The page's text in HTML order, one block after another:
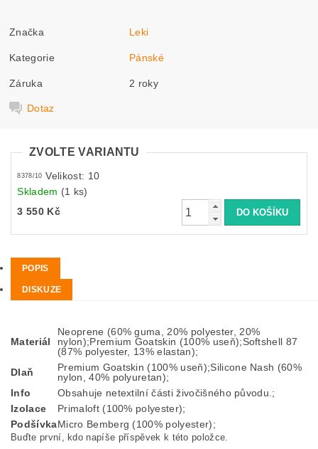
Značka Leki
Kategorie Pánské
Záruka 2 roky
Dotaz
ZVOLTE VARIANTU
8378/10 Velikost: 10
Skladem (1 ks)
3 550 Kč
POPIS
DISKUZE
Materiál
Neoprene (60% guma, 20% polyester, 20%
nylon);Premium Goatskin (100% useň);Softshell 87
(87% polyester, 13% elastan);
Dlaň
Premium Goatskin (100% useň);Silicone Nash (60%
nylon, 40% polyuretan);
Info
Obsahuje netextilní části živočišného původu.;
Izolace
Primaloft (100% polyester);
PodšívkaMicro Bemberg (100% polyester);
Buďte první, kdo napíše příspěvek k této položce.